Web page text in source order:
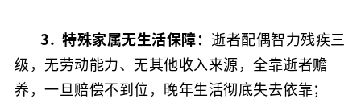
3. 特殊家属无生活保障： 逝者配偶智力残疾三
级，无劳动能力、无其他收入来源，全靠逝者赡
养，一旦赔偿不到位，晚年生活彻底失去依靠；